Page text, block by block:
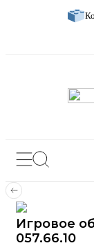
Игровое
057.66.10